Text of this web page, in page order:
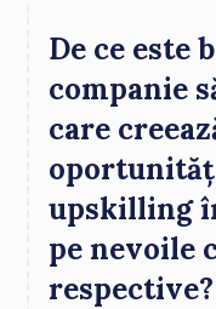
De ce este
companie
care
upskilling
pe nevoile
respective?